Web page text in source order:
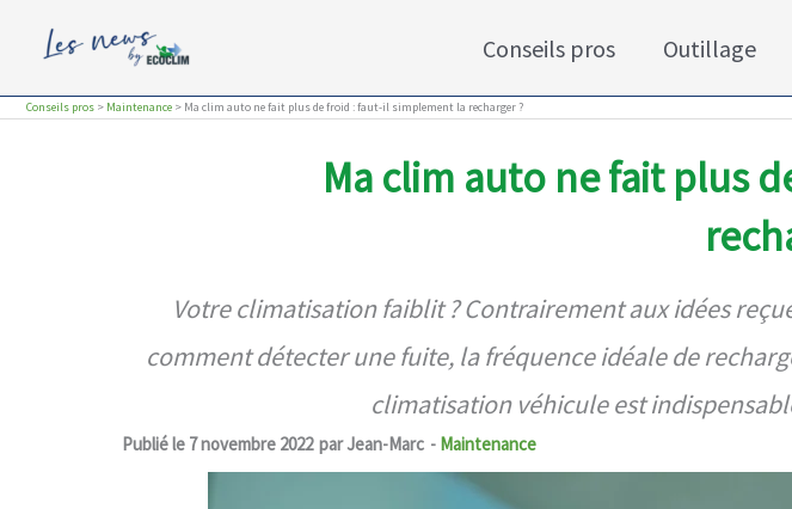
contenu
Conseils pros Outillage
Conseils pros > Maintenance > Ma clim auto ne fait plus de froid : faut-il simplement la recharger ?
Ma clim auto ne fait plus
Votre climatisation faiblit ? Contrairement aux idées
comment détecter une fuite, la fréquence idéale de
climatisation véhicule est
Publié le 7 novembre 2022 parJean-Marc - Maintenance